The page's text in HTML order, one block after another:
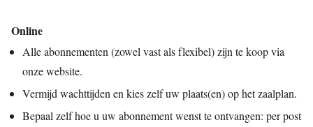
Online
Alle abonnementen (zowel vast als flexibel) zijn te koop via
onze website.
Vermijd wachttijden en kies zelf uw plaats(en) op het zaalplan.
Bepaal zelf hoe u uw abonnement wenst te ontvangen: per post